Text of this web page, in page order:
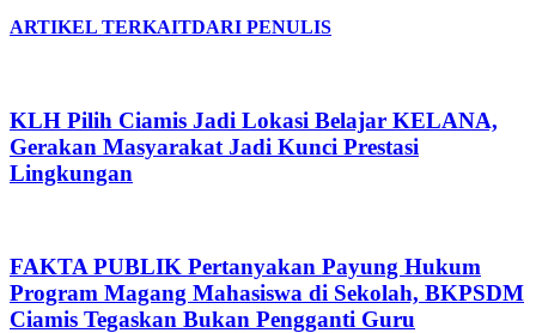
ARTIKEL TERKAITDARI PENULIS
KLH Pilih Ciamis Jadi Lokasi Belajar KELANA,
Gerakan Masyarakat Jadi Kunci Prestasi
Lingkungan
FAKTA PUBLIK Pertanyakan Payung Hukum
Program Magang Mahasiswa di Sekolah, BKPSDM
Ciamis Tegaskan Bukan Pengganti Guru